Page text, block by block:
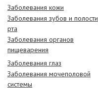
Заболевания кожи
Заболевания зубов и полости
рта
Заболевания органов
пищеварения
Заболевания глаз
Заболевания мочеполовой
системы